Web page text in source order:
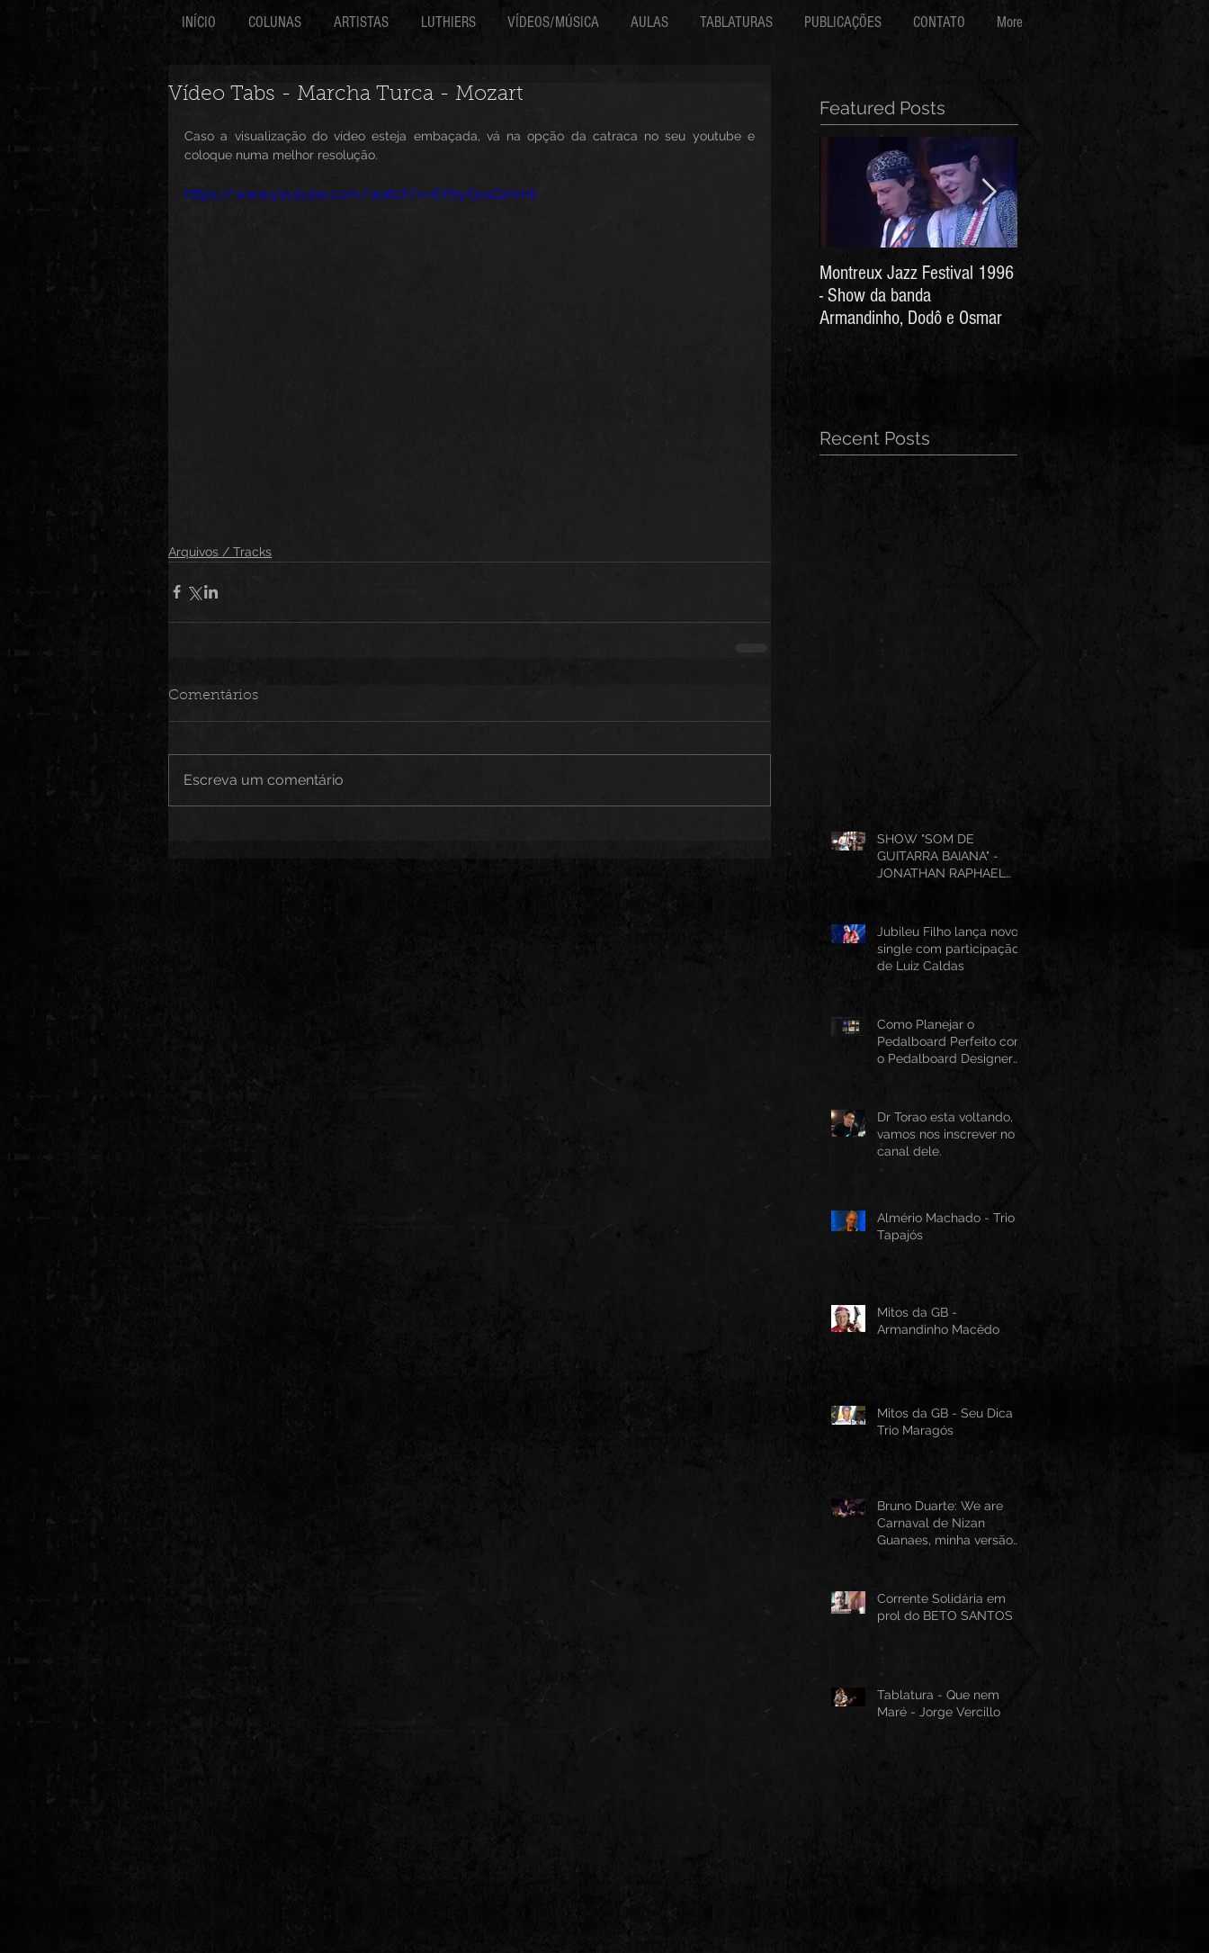
INÍCIO COLUNAS ARTISTAS LUTHIERS VÍDEOS/MÚSICA AULAS TABLATURAS PUBLICAÇÕES CONTATO More
Vídeo Tabs - Marcha Turca - Mozart
Caso a visualização do vídeo esteja embaçada, vá na opção da catraca no seu youtube e
coloque numa melhor resolução.
https://www.youtube.com/watch?v=6YbyGosGmmk
Arquivos / Tracks
Comentários
Escreva um comentário
Featured Posts
Montreux Jazz Festival 1996
- Show da banda
Armandinho, Dodô e Osmar
Recent Posts
SHOW "SOM DE
GUITARRA BAIANA" -
JONATHAN RAPHAEL
Jubileu Filho lança novo
single com participação
de Luiz Caldas
Como Planejar o
Pedalboard Perfeito com
o Pedalboard Designer
Dr Torao esta voltando,
vamos nos inscrever no
canal dele.
Almério Machado - Trio
Tapajós
Mitos da GB -
Armandinho Macêdo
Mitos da GB - Seu Dica -
Trio Maragós
Bruno Duarte: We are
Carnaval de Nizan
Guanaes, minha versão
Corrente Solidária em
prol do BETO SANTOS
Tablatura - Que nem
Maré - Jorge Vercillo